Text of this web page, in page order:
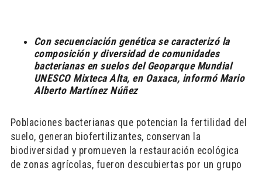
Con secuenciación genética se caracterizó la
composición y diversidad de comunidades
bacterianas en suelos del Geoparque Mundial
UNESCO Mixteca Alta, en Oaxaca, informó Mario
Alberto Martínez Núñez
Poblaciones bacterianas que potencian la fertilidad del
suelo, generan biofertilizantes, conservan la
biodiversidad y promueven la restauración ecológica
de zonas agrícolas, fueron descubiertas por un grupo